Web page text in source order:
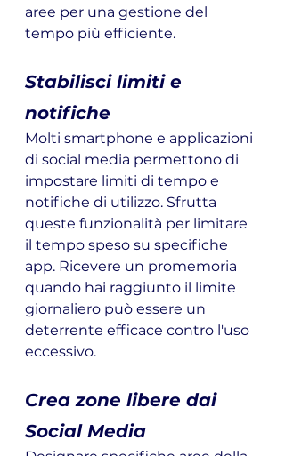
aree per una gestione del
tempo più efficiente.
Stabilisci limiti e
notifiche
Molti smartphone e applicazioni
di social media permettono di
impostare limiti di tempo e
notifiche di utilizzo. Sfrutta
queste funzionalità per limitare
il tempo speso su specifiche
app. Ricevere un promemoria
quando hai raggiunto il limite
giornaliero può essere un
deterrente efficace contro l'uso
eccessivo.
Crea zone libere dai
Social Media